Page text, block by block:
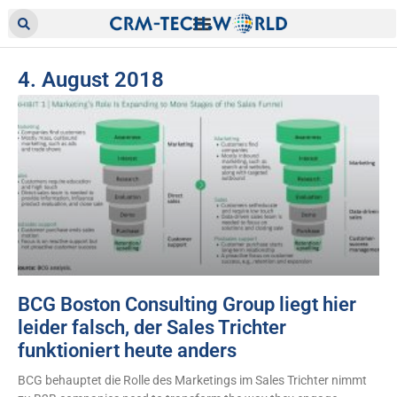
4. August 2018
BCG Boston Consulting Group liegt hier
leider falsch, der Sales Trichter
funktioniert heute anders
BCG behauptet die Rolle des Marketings im Sales Trichter nimmt